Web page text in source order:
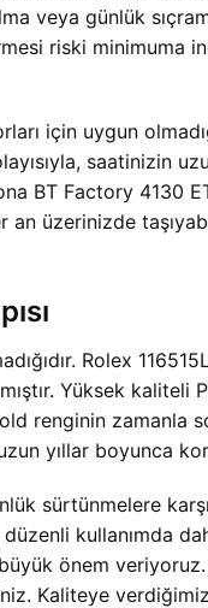
veya günlük
riski minimuma
için uygun
saatinizin
BT Factory 4130
an üzerinizde
Rolex
Yüksek kaliteli
zamanla
yıllar boyunca
sürtünmelere
kullanımda
önem veriyoruz.
Kaliteye